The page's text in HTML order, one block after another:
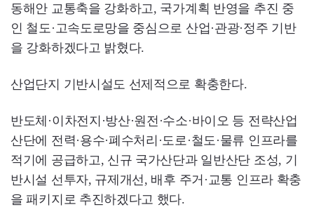
동해안 교통축을 강화하고, 국가계획 반영을 추진 중
인 철도·고속도로망을 중심으로 산업·관광·정주 기반
을 강화하겠다고 밝혔다.
산업단지 기반시설도 선제적으로 확충한다.
반도체·이차전지·방산·원전·수소·바이오 등 전략산업
산단에 전력·용수·폐수처리·도로·철도·물류 인프라를
적기에 공급하고, 신규 국가산단과 일반산단 조성, 기
반시설 선투자, 규제개선, 배후 주거·교통 인프라 확충
을 패키지로 추진하겠다고 했다.